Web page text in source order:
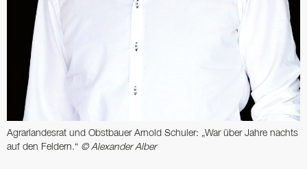
Agrarlandesrat und Obstbauer Arnold Schuler: „War über Jahre nachts
auf den Feldern.“ © Alexander Alber